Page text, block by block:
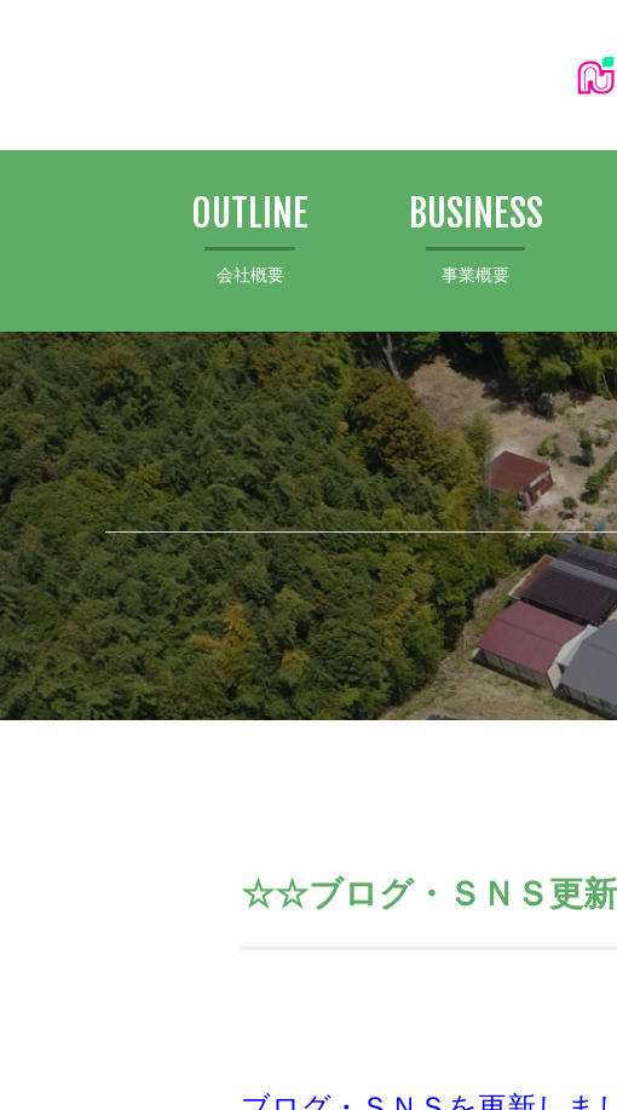
OUTLINE
会社概要
BUSINESS
事業概要
☆☆ブログ・ＳＮＳ更